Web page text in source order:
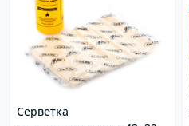
Серветка